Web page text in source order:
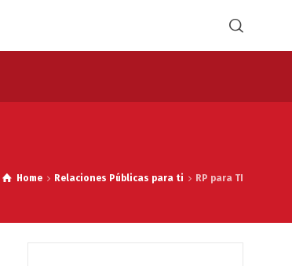
Home Relaciones Públicas para ti RP para TI